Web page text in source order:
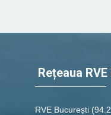
Rețeaua
RVE București